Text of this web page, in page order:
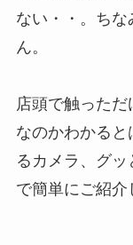
ない・・。ち
ん。
店頭で触った
なのかわかる
るカメラ、グ
で簡単にご紹介